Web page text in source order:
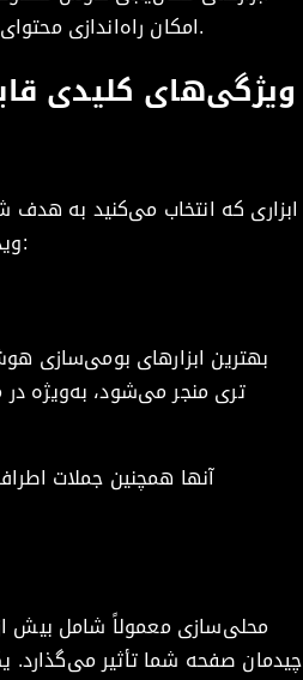
امکان راه‌اندازی محتوای چندزبانه را سریع‌تر از آنچه یک آژانس سنتی قادر به مدیریت آن است فراهم می‌کنند.
ویژگی‌های کلیدی
ابزاری که انتخاب می‌کنید به هدف
ویدیو. در اینجا آنچه برندهای مدرن از ویژگی‌های تجارت یکپارچه انتظار دارند آمده است:
بهترین ابزارهای بومی‌سازی
آنها همچنین جملات
محلی‌سازی معمولاً شامل بیش از
چیدمان صفحه شما تأثیر